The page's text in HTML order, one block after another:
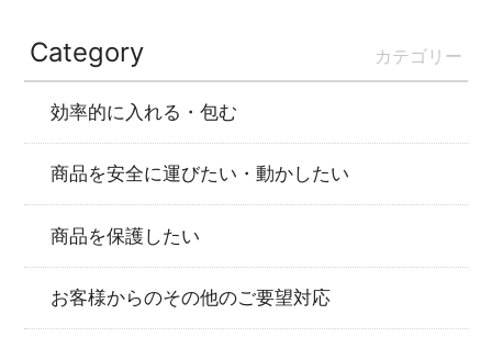
Category カテゴリー
効率的に入れる・包む
商品を安全に運びたい・動かしたい
商品を保護したい
お客様からのその他のご要望対応